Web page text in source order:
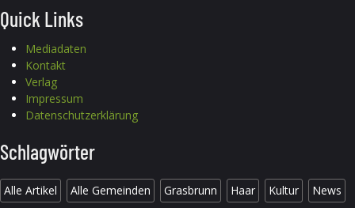
Quick Links
Mediadaten
Kontakt
Verlag
Impressum
Datenschutzerklärung
Schlagwörter
Alle Artikel Alle Gemeinden Grasbrunn Haar Kultur News